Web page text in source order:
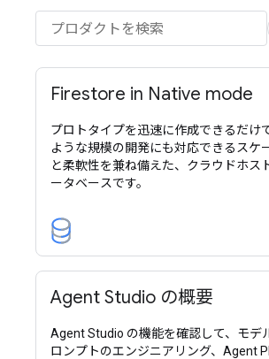
Firestore in Native mode
プロトタイプを迅速に作成できるだけ
ような規模の開発にも対応できるスケ
と柔軟性を兼ね備えた、クラウドホス
ータベースです。
Agent Studio の概要
Agent Studio の機能を確認して、モデ
ロンプトのエンジニアリング、Agent